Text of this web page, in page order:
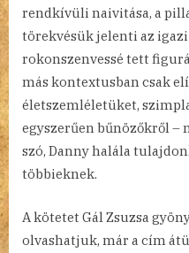
rendkívüli naivitása, a
törekvésük jelenti az
rokonszenvessé tett
más kontextusban csak
életszemléletüket,
egyszerűen bűnözőkről –
szó, Danny halála
többieknek.
A kötetet Gál Zsuzsa
olvashatjuk, már a cím